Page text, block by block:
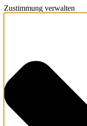
Zustimmung verwalten